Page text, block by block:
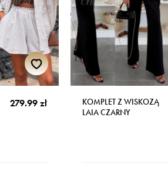
279.99 zł
KOMPLET Z WISKOZĄ
LAIA CZARNY